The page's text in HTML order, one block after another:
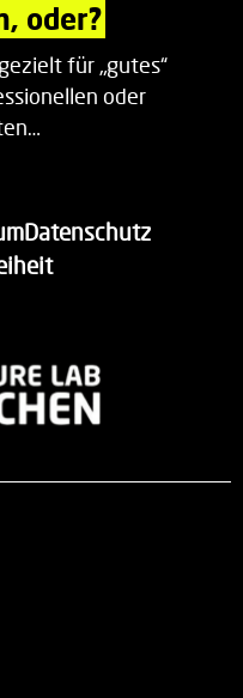
oder?
für „gutes“
oder
Datenschutz